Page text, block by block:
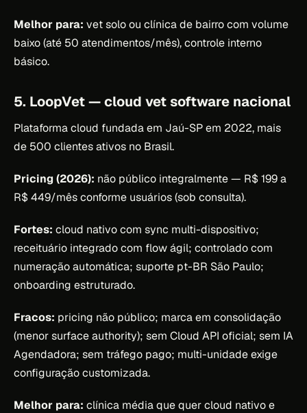
Melhor para: vet solo ou clínica de bairro com volume
baixo (até 50 atendimentos/mês), controle interno
básico.
5. LoopVet — cloud vet software nacional
Plataforma cloud fundada em Jaú-SP em 2022, mais
de 500 clientes ativos no Brasil.
Pricing (2026): não público integralmente — R$ 199 a
R$ 449/mês conforme usuários (sob consulta).
Fortes: cloud nativo com sync multi-dispositivo;
receituário integrado com flow ágil; controlado com
numeração automática; suporte pt-BR São Paulo;
onboarding estruturado.
Fracos: pricing não público; marca em consolidação
(menor surface authority); sem Cloud API oficial; sem IA
Agendadora; sem tráfego pago; multi-unidade exige
configuração customizada.
Melhor para: clínica média que quer cloud nativo e